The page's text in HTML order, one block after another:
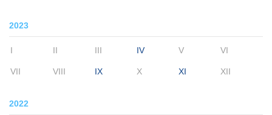
2023
I II III IV V VI
VII VIII IX X XI XII
2022